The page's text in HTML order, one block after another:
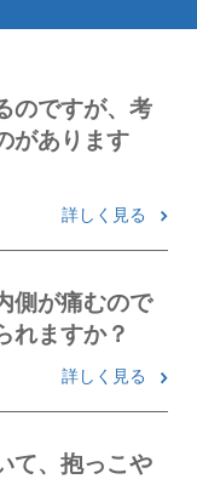
のですが、考
があります
詳しく見る
側が痛むので
れますか？
詳しく見る
て、抱っこや